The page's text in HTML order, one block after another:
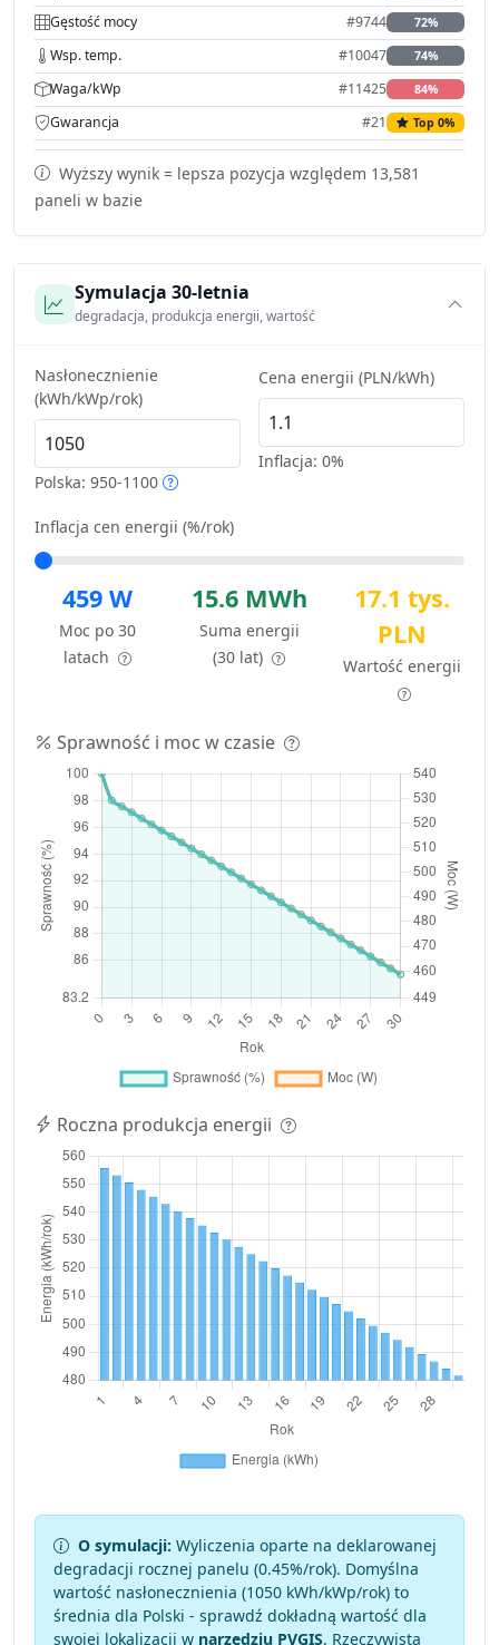
Gęstość mocy #9744 72%
Wsp. temp. #10047 74%
Waga/kWp #11425 84%
Gwarancja #21 Top 0%
Wyższy wynik = lepsza pozycja względem 13,581
paneli w bazie
Symulacja 30-letnia
degradacja, produkcja energii, wartość
Nasłonecznienie
(kWh/kWp/rok)
Polska: 950-1100
Cena energii (PLN/kWh)
Inflacja: 0%
Inflacja cen energii (%/rok)
459 W
Moc po 30
latach
15.6 MWh
Suma energii
(30 lat)
17.1 tys.
PLN
Wartość energii
Sprawność i moc w czasie
Roczna produkcja energii
O symulacji: Wyliczenia oparte na deklarowanej
degradacji rocznej panelu (0.45%/rok). Domyślna
wartość nasłonecznienia (1050 kWh/kWp/rok) to
średnia dla Polski - sprawdź dokładną wartość dla
swojej lokalizacji w narzędziu PVGIS. Rzeczywista